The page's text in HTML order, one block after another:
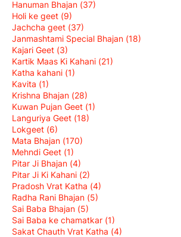
Hanuman Bhajan (37)
Holi ke geet (9)
Jachcha geet (37)
Janmashtami Special Bhajan (18)
Kajari Geet (3)
Kartik Maas Ki Kahani (21)
Katha kahani (1)
Kavita (1)
Krishna Bhajan (28)
Kuwan Pujan Geet (1)
Languriya Geet (18)
Lokgeet (6)
Mata Bhajan (170)
Mehndi Geet (1)
Pitar Ji Bhajan (4)
Pitar Ji Ki Kahani (2)
Pradosh Vrat Katha (4)
Radha Rani Bhajan (5)
Sai Baba Bhajan (5)
Sai Baba ke chamatkar (1)
Sakat Chauth Vrat Katha (4)